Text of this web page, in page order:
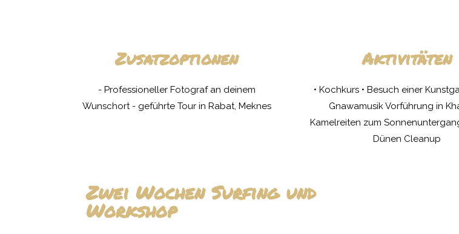
Zusatzoptionen
- Professioneller Fotograf an deinem
Wunschort - geführte Tour in Rabat, Meknes
Aktivitäten
• Kochkurs • Besuch einer
Gnawamusik Vorführung in
Kamelreiten zum
Dünen Cleanup
Zwei Wochen Surfing und
Workshop